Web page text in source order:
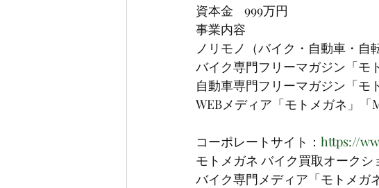
資本金    999万円
事業内容
ノリモノ（バイク・自動車・自
バイク専門フリーマガジン「モ
自動車専門フリーマガジン「モ
WEBメディア「モトメガネ」「
コーポレートサイト： https://
モトメガネ バイク買取オークシ
バイク専門メディア「モトメガ